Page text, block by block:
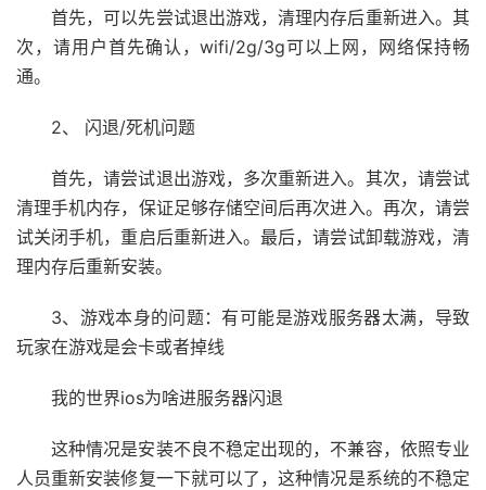
首先，可以先尝试退出游戏，清理内存后重新进入。其
次，请用户首先确认，wifi/2g/3g可以上网，网络保持畅
通。
2、 闪退/死机问题
首先，请尝试退出游戏，多次重新进入。其次，请尝试
清理手机内存，保证足够存储空间后再次进入。再次，请尝
试关闭手机，重启后重新进入。最后，请尝试卸载游戏，清
理内存后重新安装。
3、游戏本身的问题：有可能是游戏服务器太满，导致
玩家在游戏是会卡或者掉线
我的世界ios为啥进服务器闪退
这种情况是安装不良不稳定出现的，不兼容，依照专业
人员重新安装修复一下就可以了，这种情况是系统的不稳定